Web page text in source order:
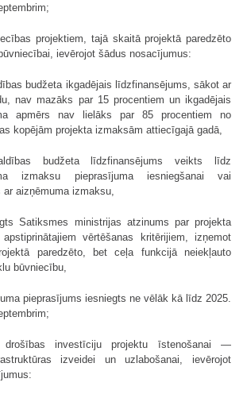
projektiem, tajā skaitā projektā paredzēto
ievērojot šādus nosacījumus:
budžeta ikgadējais līdzfinansējums, sākot ar
nav mazāks par 15 procentiem un ikgadējais
apmērs nav lielāks par 85 procentiem no
kopējām projekta izmaksām attiecīgajā gadā,
budžeta līdzfinansējums veikts līdz
izmaksu pieprasījuma iesniegšanai vai
ar aizņēmuma izmaksu,
Satiksmes ministrijas atzinums par projekta
vērtēšanas kritērijiem, izņemot
paredzēto, bet ceļa funkcijā neiekļauto
būvniecību,
pieprasījums iesniegts ne vēlāk kā līdz 2025.
investīciju projektu īstenošanai —
izveidei un uzlabošanai, ievērojot